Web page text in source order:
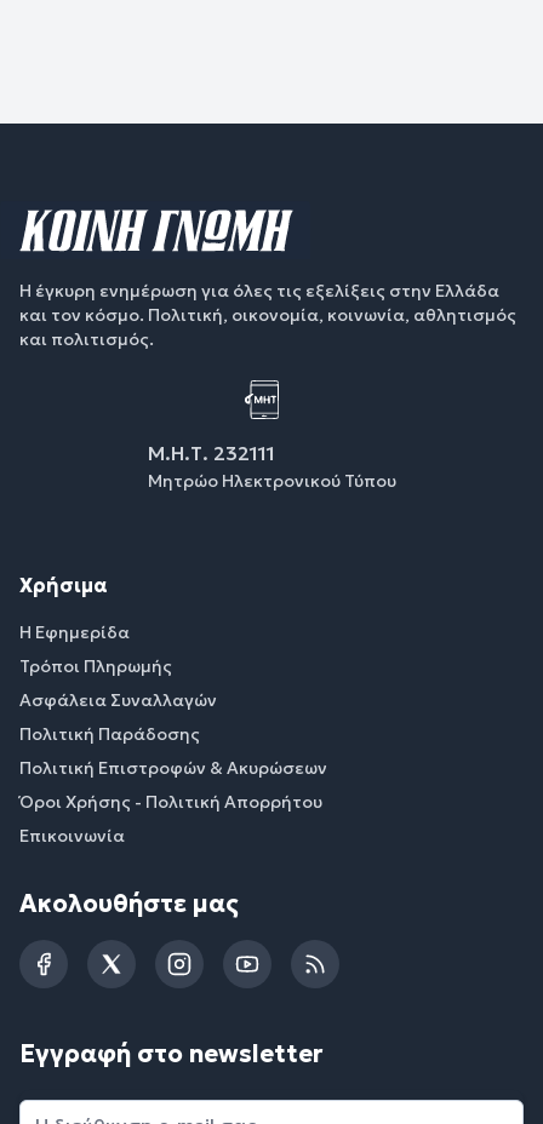
Η έγκυρη ενημέρωση για όλες τις εξελίξεις στην Ελλάδα
και τον κόσμο. Πολιτική, οικονομία, κοινωνία, αθλητισμός
και πολιτισμός.
Μ.Η.Τ. 232111
Μητρώο Ηλεκτρονικού Τύπου
Χρήσιμα
Η Εφημερίδα
Τρόποι Πληρωμής
Ασφάλεια Συναλλαγών
Πολιτική Παράδοσης
Πολιτική Επιστροφών & Ακυρώσεων
Όροι Χρήσης - Πολιτική Απορρήτου
Επικοινωνία
Ακολουθήστε μας
FacebookTwitterInstagramYouTubeRSS
Εγγραφή στο newsletter